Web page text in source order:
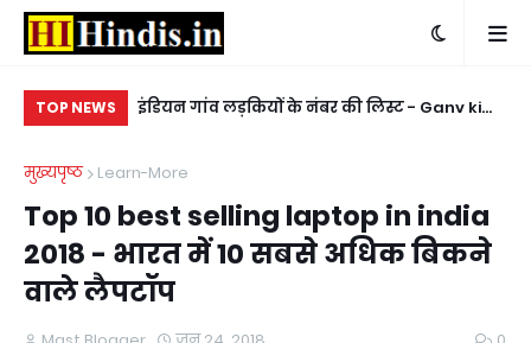
TOP NEWS
se
इंडियन गांव लड़कियों के नंबर की लिस्ट - Ganv ki
मुख्यपृष्ठ
Learn-More
Top 10 best selling laptop in india
2018 - भारत में 10 सबसे अधिक बिकने
वाले लैपटॉप